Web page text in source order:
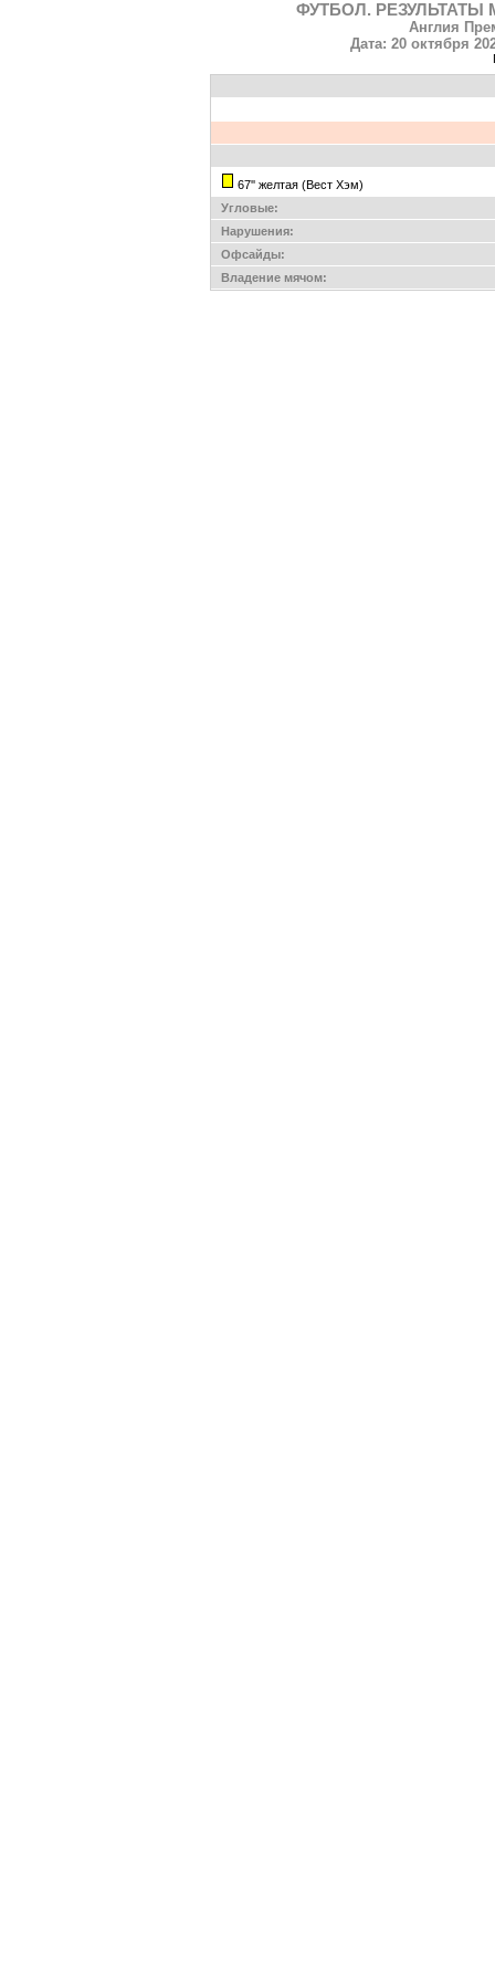
ФУТБОЛ. РЕЗУЛЬТАТЫ
Англия
Дата: 20 октября
67'' желтая (Вест Хэм)
Угловые:
Нарушения:
Офсайды:
Владение мячом: